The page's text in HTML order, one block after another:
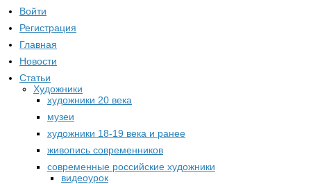
Войти
Регистрация
Главная
Новости
Статьи
Художники
художники 20 века
музеи
художники 18-19 века и ранее
живопись современников
современные российские художники
видеоурок